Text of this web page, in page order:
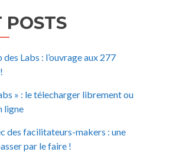
POSTS
des Labs : l’ouvrage aux 277
» : le télecharger librement ou
ligne
des facilitateurs-makers : une
par le faire !